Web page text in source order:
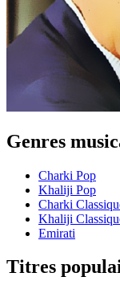
Genres
Charki Pop
Khaliji Pop
Charki
Khaliji
Emirati
Titres